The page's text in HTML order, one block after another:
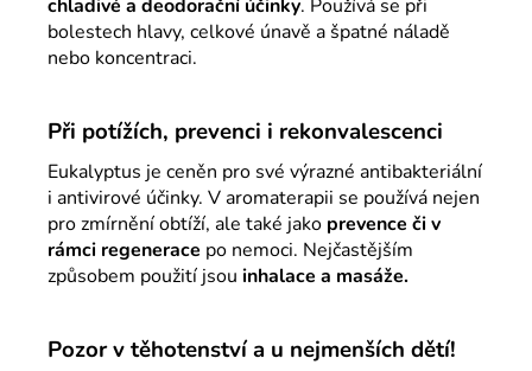
chladivé a deodorační účinky. Používá se při
bolestech hlavy, celkové únavě a špatné náladě
nebo koncentraci.
Při potížích, prevenci i rekonvalescenci
Eukalyptus je ceněn pro své výrazné antibakteriální
i antivirové účinky. V aromaterapii se používá nejen
pro zmírnění obtíží, ale také jako prevence či v
rámci regenerace po nemoci. Nejčastějším
způsobem použití jsou inhalace a masáže.
Pozor v těhotenství a u nejmenších dětí!